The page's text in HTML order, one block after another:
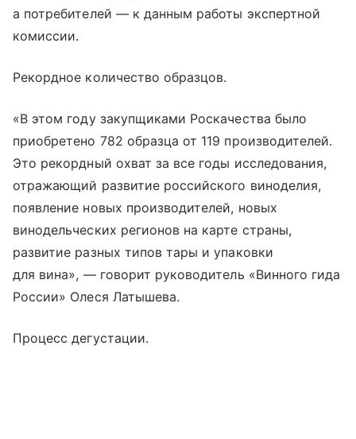
а потребителей — к данным работы экспертной
комиссии.
Рекордное количество образцов.
«В этом году закупщиками Роскачества было
приобретено 782 образца от 119 производителей.
Это рекордный охват за все годы исследования,
отражающий развитие российского виноделия,
появление новых производителей, новых
винодельческих регионов на карте страны,
развитие разных типов тары и упаковки
для вина», — говорит руководитель «Винного гида
России» Олеся Латышева.
Процесс дегустации.